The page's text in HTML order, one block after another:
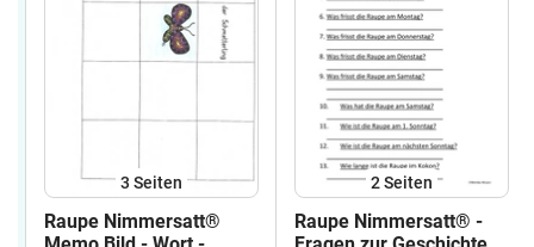
3 Seiten
Raupe Nimmersatt®
2Seiten
Raupe Nimmersatt® -